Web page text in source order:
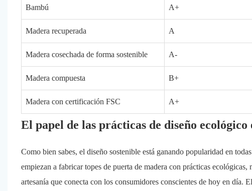
Bambú A+
Madera recuperada A
Madera cosechada de forma sostenible A-
Madera compuesta B+
Madera con certificación FSC A+
El papel de las prácticas de diseño
Como bien sabes, el diseño sostenible está ganando popularidad en
empiezan a fabricar topes de puerta de madera con prácticas
artesanía que conecta con los consumidores conscientes de hoy en día.